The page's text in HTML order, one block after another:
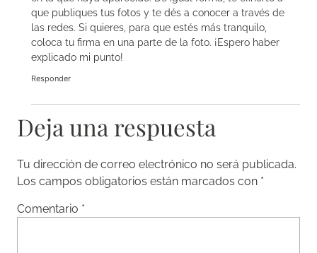
que publiques tus fotos y te dés a conocer a través de
las redes. Si quieres, para que estés más tranquilo,
coloca tu firma en una parte de la foto. ¡Espero haber
explicado mi punto!
Responder
Deja una respuesta
Tu dirección de correo electrónico no será publicada.
Los campos obligatorios están marcados con *
Comentario *